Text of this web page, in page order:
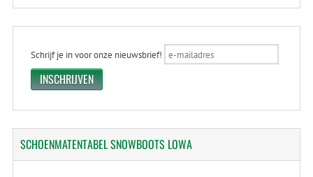
Schrijf je in voor onze nieuwsbrief!
SCHOENMATENTABELSNOWBOOTS LOWA